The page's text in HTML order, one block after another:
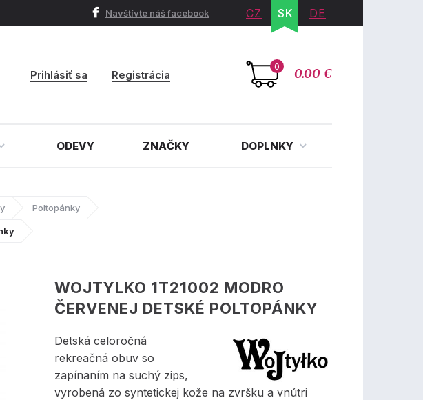
Navštívte náš facebook CZ SK DE
0 0.00 €
Prihlásiť sa Registrácia
ODEVY ZNAČKY DOPLNKY
Poltopánky
WOJTYLKO 1T21002 MODRO
ČERVENEJ DETSKÉ POLTOPÁNKY
Detská celoročná
rekreačná obuv so
zapínaním na suchý zips,
vyrobená zo syntetickej kože na zvršku a vnútri